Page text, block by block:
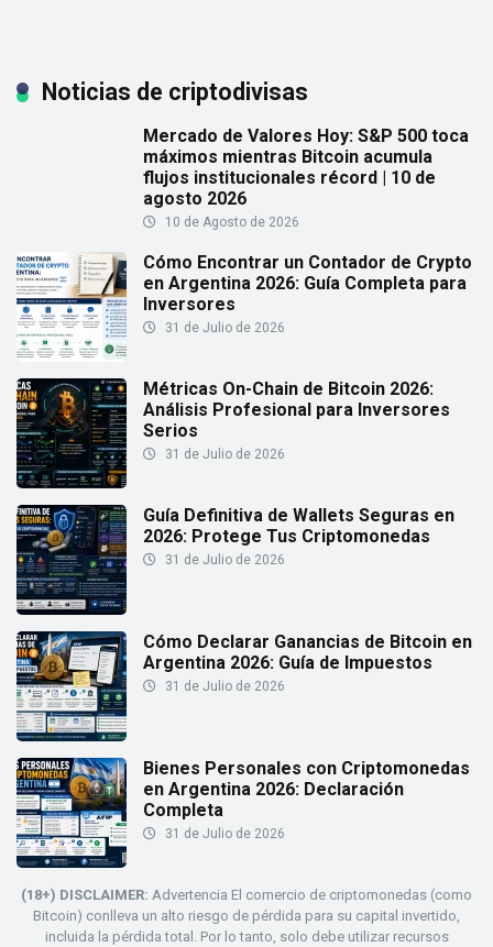
Noticias de criptodivisas
Mercado de Valores Hoy: S&P 500 toca
máximos mientras Bitcoin acumula
flujos institucionales récord | 10 de
agosto 2026
10 de Agosto de 2026
Cómo Encontrar un Contador de Crypto
en Argentina 2026: Guía Completa para
Inversores
31 de Julio de 2026
Métricas On-Chain de Bitcoin 2026:
Análisis Profesional para Inversores
Serios
31 de Julio de 2026
Guía Definitiva de Wallets Seguras en
2026: Protege Tus Criptomonedas
31 de Julio de 2026
Cómo Declarar Ganancias de Bitcoin en
Argentina 2026: Guía de Impuestos
31 de Julio de 2026
Bienes Personales con Criptomonedas
en Argentina 2026: Declaración
Completa
31 de Julio de 2026
(18+) DISCLAIMER: Advertencia El comercio de criptomonedas (como
Bitcoin) conlleva un alto riesgo de pérdida para su capital invertido,
incluida la pérdida total. Por lo tanto, solo debe utilizar recursos